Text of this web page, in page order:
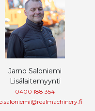
Jarno Saloniemi
Lisälaitemyynti
0400 188 354